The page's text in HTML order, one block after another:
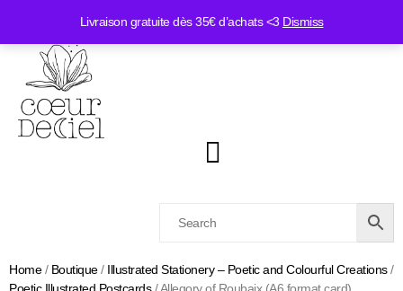
Livraison gratuite dès 35€ d’achats <3 Dismiss
Home/ Boutique/ Illustrated Stationery – Poetic and Colourful Creations/